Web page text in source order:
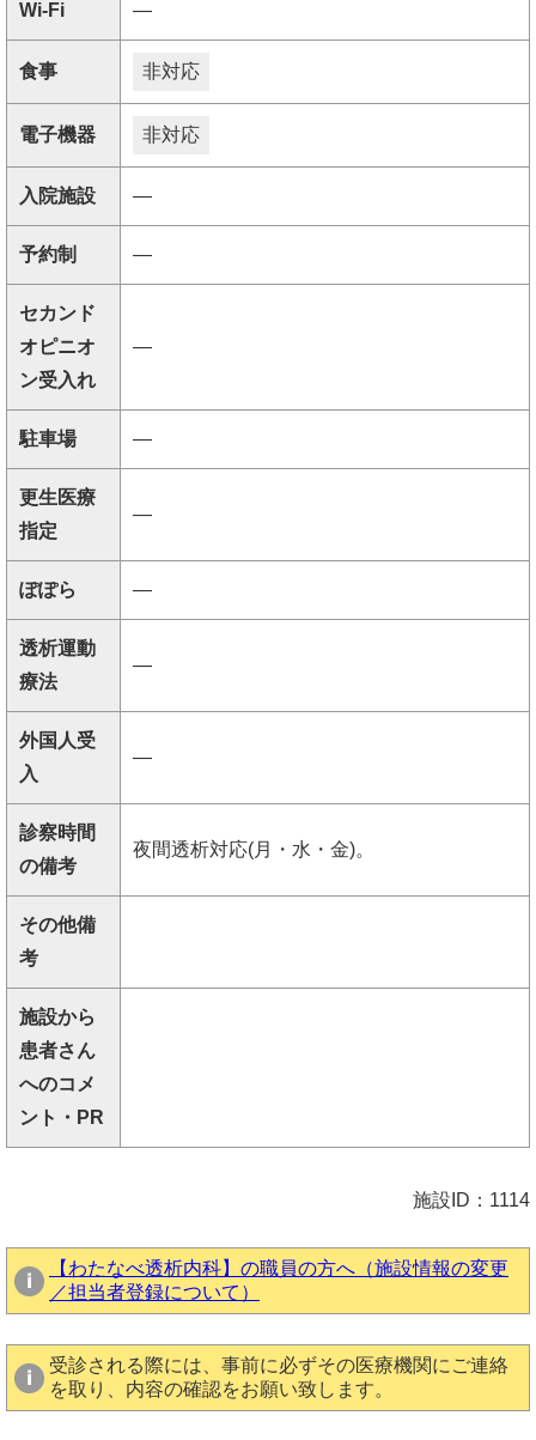
Wi-Fi ―
食事 非対応
電子機器 非対応
入院施設 ―
予約制 ―
セカンド
オピニオ
ン受入れ
―
駐車場 ―
更生医療
指定
―
ぽぽら ―
透析運動
療法
―
外国人受
入
―
診察時間
の備考
夜間透析対応(月・水・金)。
その他備
考
施設から
患者さん
へのコメ
ント・PR
施設ID：1114
【わたなべ透析内科】の職員の方へ（施設情報の変更
／担当者登録について）
受診される際には、事前に必ずその医療機関にご連絡
を取り、内容の確認をお願い致します。